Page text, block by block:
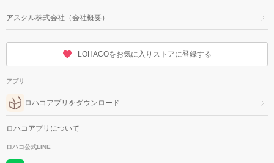
アスクル株式会社（会社概要）
LOHACOをお気に入りストアに登録する
アプリ
ロハコアプリをダウンロード
ロハコアプリについて
ロハコ公式LINE